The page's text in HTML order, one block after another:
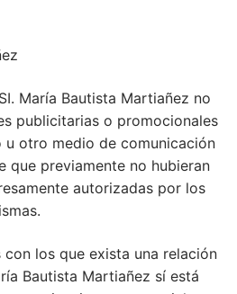
María Bautista Martiañez no
publicitarias o promocionales
otro medio de comunicación
que previamente no hubieran
autorizadas por los
con los que exista una relación
Bautista Martiañez sí está